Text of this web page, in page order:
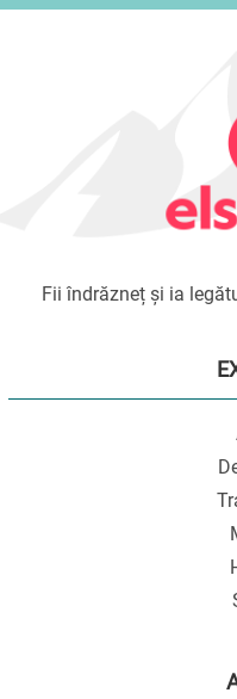
Fii îndrăzneț și ia